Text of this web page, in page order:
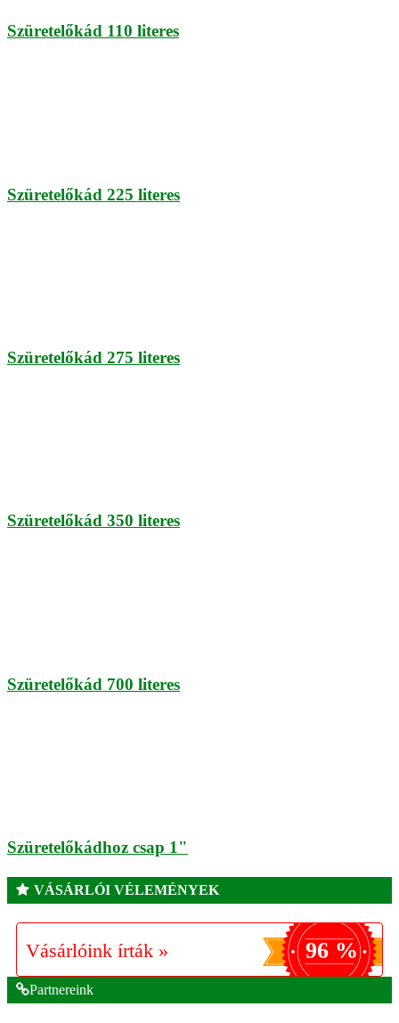
Szüretelőkád 110 literes
Szüretelőkád 225 literes
Szüretelőkád 275 literes
Szüretelőkád 350 literes
Szüretelőkád 700 literes
Szüretelőkádhoz csap 1"
VÁSÁRLÓI VÉLEMÉNYEK
Vásárlóink írták » 96 %
Partnereink